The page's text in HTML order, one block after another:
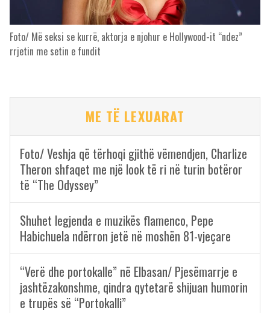
Foto/ Më seksi se kurrë, aktorja e njohur e Hollywood-it “ndez”
rrjetin me setin e fundit
ME TË LEXUARAT
Foto/ Veshja që tërhoqi gjithë vëmendjen, Charlize
Theron shfaqet me një look të ri në turin botëror
të “The Odyssey”
Shuhet legjenda e muzikës flamenco, Pepe
Habichuela ndërron jetë në moshën 81-vjeçare
“Verë dhe portokalle” në Elbasan/ Pjesëmarrje e
jashtëzakonshme, qindra qytetarë shijuan humorin
e trupës së “Portokalli”